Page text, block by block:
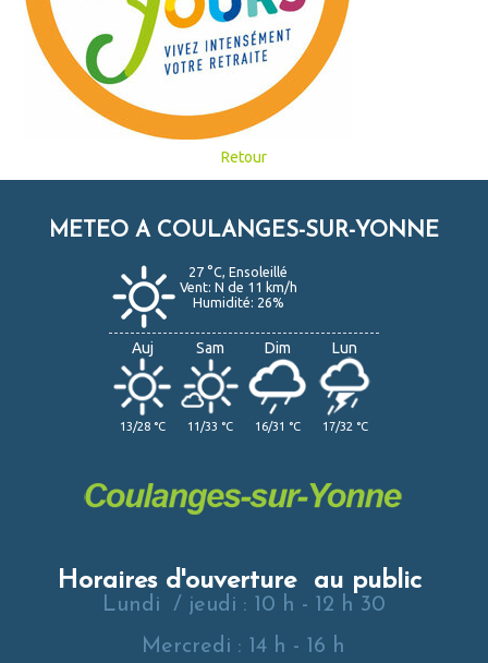
Retour
METEO A COULANGES-SUR-YONNE
27 °C, Ensoleillé
Vent: N de 11 km/h
Humidité: 26%
Auj
13/28 °C
Sam
11/33 °C
Dim
16/31 °C
Lun
17/32 °C
Horaires d'ouverture au public
Lundi / jeudi : 10 h - 12 h 30
Mercredi : 14 h - 16 h